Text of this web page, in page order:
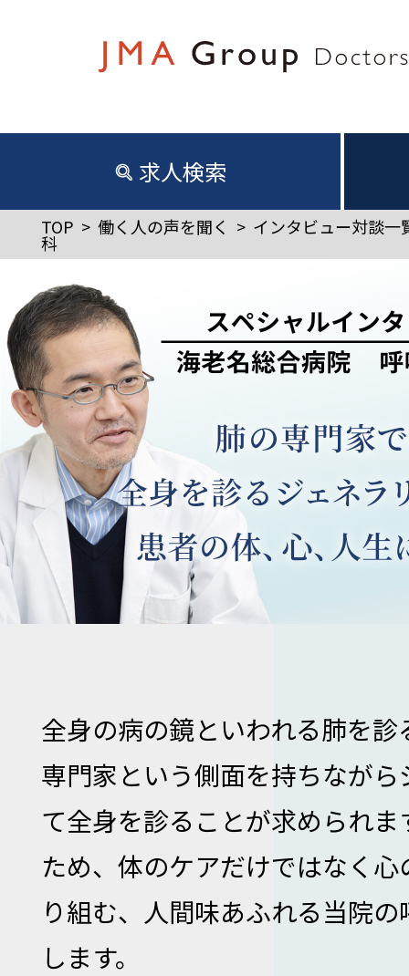
求人検索
TOP > 働く人の声を聞く > インタビュー対談一
科
全身の病の鏡といわれる肺を
専門家という側面を持ちなが
て全身を診ることが求められ
ため、体のケアだけではなく
り組む、人間味あふれる当院
します。